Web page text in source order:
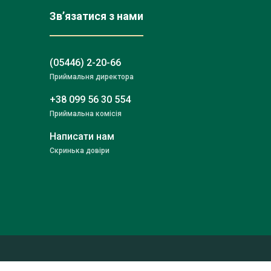
Зв’язатися з нами
(05446) 2-20-66
Приймальня директора
+38 099 56 30 554
Приймальна комісія
Написати нам
Скринька довіри